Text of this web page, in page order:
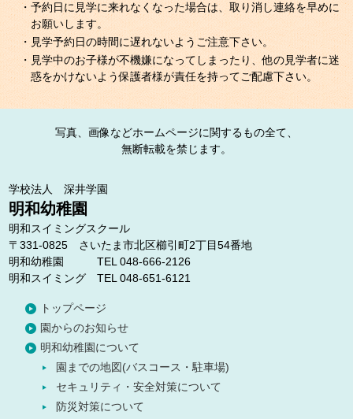
・予約日に見学に来れなくなった場合は、取り消し連絡を早めに
お願いします。
・見学予約日の時間に遅れないようご注意下さい。
・見学中のお子様が不機嫌になってしまったり、他の見学者に迷
惑をかけないよう保護者様が責任を持ってご配慮下さい。
写真、画像などホームページに関するもの全て、
無断転載を禁じます。
学校法人 深井学園
明和幼稚園
明和スイミングスクール
〒331-0825 さいたま市北区櫛引町2丁目54番地
明和幼稚園 TEL 048-666-2126
明和スイミング TEL 048-651-6121
トップページ
園からのお知らせ
明和幼稚園について
園までの地図(バスコース・駐車場)
セキュリティ・安全対策について
防災対策について